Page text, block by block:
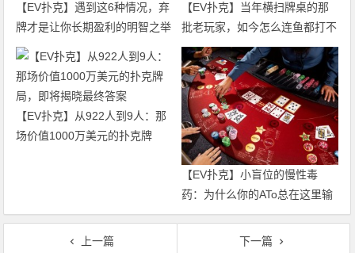
【EV扑克】遇到这6种情况，弃
牌才是让你长期盈利的明智之举
【EV扑克】当年横扫牌桌的那
批老玩家，如今怎么连鱼都打不
过了
【EV扑克】从922人到9人：那
场价值1000万美元的扑克牌
【EV扑克】小盲位的慢性毒
药：为什么你的ATo总在这里输
钱？
上一篇 下一篇